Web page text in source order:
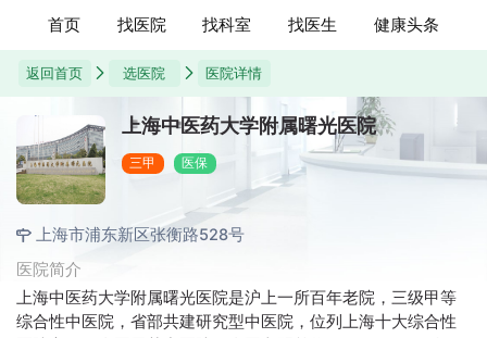
首页 找医院 找科室 找医生 健康头条
返回首页 选医院 医院详情
上海中医药大学附属曙光医院
三甲 医保
上海市浦东新区张衡路528号
医院简介
上海中医药大学附属曙光医院是沪上一所百年老院，三级甲等
综合性中医院，省部共建研究型中医院，位列上海十大综合性